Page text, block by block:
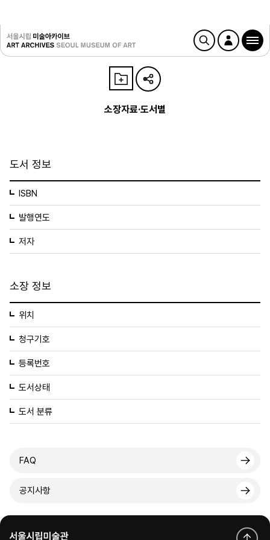
소장자료·도서별
도서 정보
ISBN
발행연도
저자
소장 정보
위치
청구기호
등록번호
도서상태
도서 분류
FAQ
공지사항